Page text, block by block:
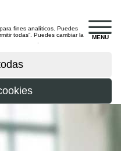
MENU
fines analíticos. Puedes
todas”. Puedes cambiar la